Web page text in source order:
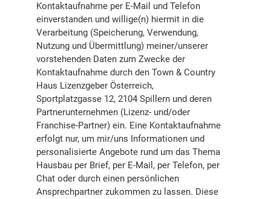
Kontaktaufnahme per E-Mail und Telefon
einverstanden und willige(n) hiermit in die
Verarbeitung (Speicherung, Verwendung,
Nutzung und Übermittlung) meiner/unserer
vorstehenden Daten zum Zwecke der
Kontaktaufnahme durch den Town & Country
Haus Lizenzgeber Österreich,
Sportplatzgasse 12, 2104 Spillern und deren
Partnerunternehmen (Lizenz- und/oder
Franchise-Partner) ein. Eine Kontaktaufnahme
erfolgt nur, um mir/uns Informationen und
personalisierte Angebote rund um das Thema
Hausbau per Brief, per E-Mail, per Telefon, per
Chat oder durch einen persönlichen
Ansprechpartner zukommen zu lassen. Diese